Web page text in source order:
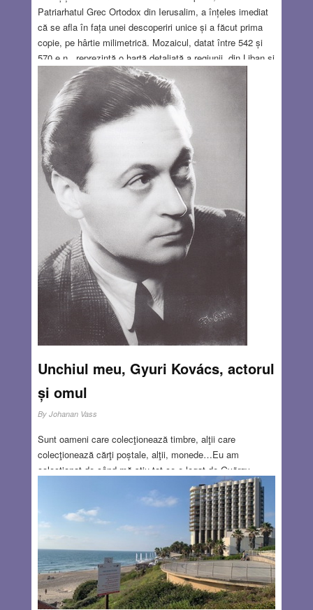
Patriarhatul Grec Ortodox din Ierusalim, a înțeles imediat
că se afla în fața unei descoperiri unice și a făcut prima
copie, pe hârtie milimetrică. Mozaicul, datat între 542 și
570 e.n., reprezintă o hartă detaliată a regiunii, din Liban și
până la delta Nilului. La origine măsura cca. 21 X 7 m, dar
s-au păstrat numai fragmente.Așa cum se cuvine, în
centru se află harta cetății Ierusalimului (cca. 50 X 80 cm).
Cel puțin din ce se știe până acum, aceasta este cea mai
veche reprezentare grafică a Ierusalimului.
JUL 29, 2021
Unchiul meu, Gyuri Kovács, actorul
și omul
By Johanan Vass
Sunt oameni care colecţionează timbre, alţii care
colecţionează cărţi poștale, alţii, monede…Eu am
colecţionat de când mă știu tot ce e legat de György
Kovács. De ce? Pentru că această personalitate m-a
fascinat dintotdeauna: prin fizicul lui, prin umorul lui
sarcastic, prin vocea lui inimitabilă, prin interpretarea
rolurilor sale în “stil Kovács” care era totuși deosebit de la
rol la rol. Nu a fost spectacol cu Kovács Gyuri, pe care să
nu-l fi văzut; uneori mergeam la același spectacol de
câteva ori. Nu a fost film pe care să nu-l fi văzut, iar când
acum aproape 40 de ani am emigrat de la Cluj la Ierusalim